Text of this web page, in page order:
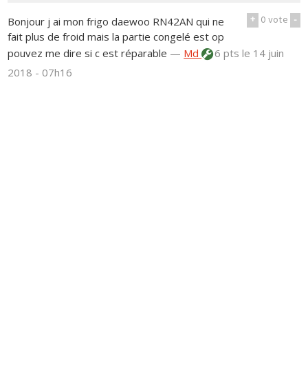
+ 0vote -
Bonjour j ai mon frigo daewoo RN42AN qui ne
fait plus de froid mais la partie congelé est op
pouvez me dire si c est réparable — Md 6 ptsle 14 juin
2018 - 07h16